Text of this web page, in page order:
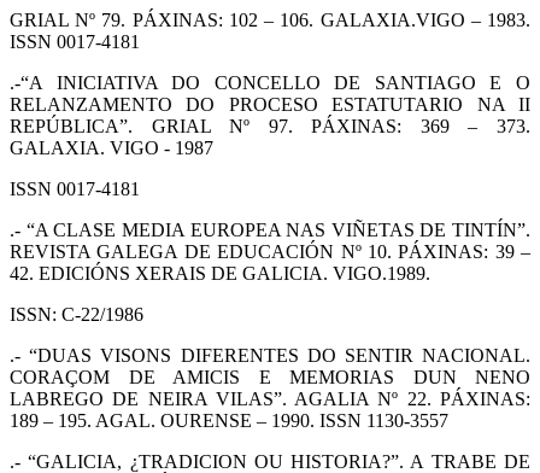
GRIAL Nº 79. PÁXINAS: 102 – 106. GALAXIA.VIGO – 1983.
ISSN 0017-4181
.-“A INICIATIVA DO CONCELLO DE SANTIAGO E O
RELANZAMENTO DO PROCESO ESTATUTARIO NA II
REPÚBLICA”. GRIAL Nº 97. PÁXINAS: 369 – 373.
GALAXIA. VIGO - 1987
ISSN 0017-4181
.- “A CLASE MEDIA EUROPEA NAS VIÑETAS DE TINTÍN”.
REVISTA GALEGA DE EDUCACIÓN Nº 10. PÁXINAS: 39 –
42. EDICIÓNS XERAIS DE GALICIA. VIGO.1989.
ISSN: C-22/1986
.- “DUAS VISONS DIFERENTES DO SENTIR NACIONAL.
CORAÇOM DE AMICIS E MEMORIAS DUN NENO
LABREGO DE NEIRA VILAS”. AGALIA Nº 22. PÁXINAS:
189 – 195. AGAL. OURENSE – 1990. ISSN 1130-3557
.- “GALICIA, ¿TRADICION OU HISTORIA?”. A TRABE DE